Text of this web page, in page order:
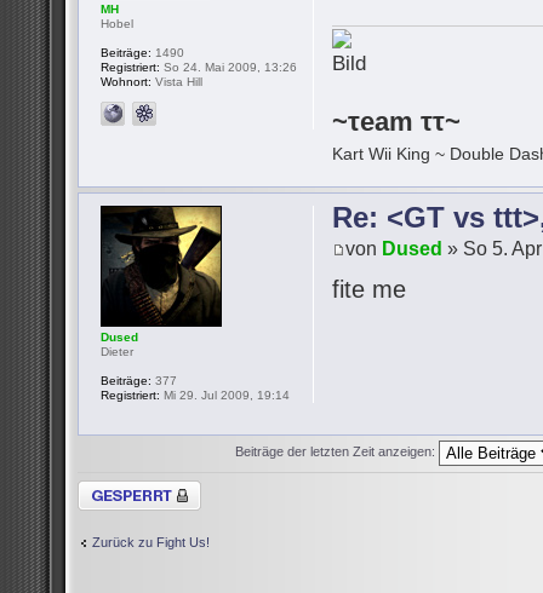
~τeam ττ~
Kart Wii King ~ Double
MH
Hobel
Beiträge: 1490
Registriert: So 24. Mai 2009, 13:26
Wohnort: Vista Hill
Re: <GT vs
von Dused » So 5.
fite me
Dused
Dieter
Beiträge: 377
Registriert: Mi 29. Jul 2009, 19:14
Beiträge der letzten Zeit anzeigen:
Thema gesperrt
Zurück zu Fight Us!